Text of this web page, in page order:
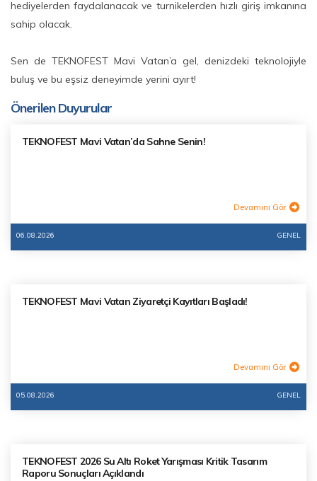
hediyelerden faydalanacak ve turnikelerden hızlı giriş imkanına
sahip olacak.
Sen de TEKNOFEST Mavi Vatan’a gel, denizdeki teknolojiyle
buluş ve bu eşsiz deneyimde yerini ayırt!
Önerilen Duyurular
TEKNOFEST Mavi Vatan’da Sahne Senin!
Devamını Gör
06.08.2026 GENEL
TEKNOFEST Mavi Vatan Ziyaretçi Kayıtları Başladı!
Devamını Gör
05.08.2026 GENEL
TEKNOFEST 2026 Su Altı Roket Yarışması Kritik Tasarım
Raporu Sonuçları Açıklandı